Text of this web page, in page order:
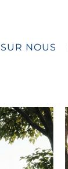
SUR NOUS